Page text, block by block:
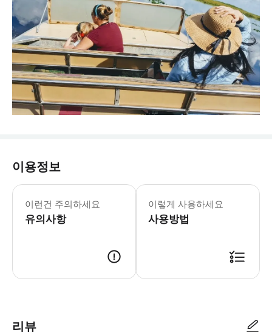
이용정보
이런건 주의하세요
유의사항
이렇게 사용하세요
사용방법
리뷰